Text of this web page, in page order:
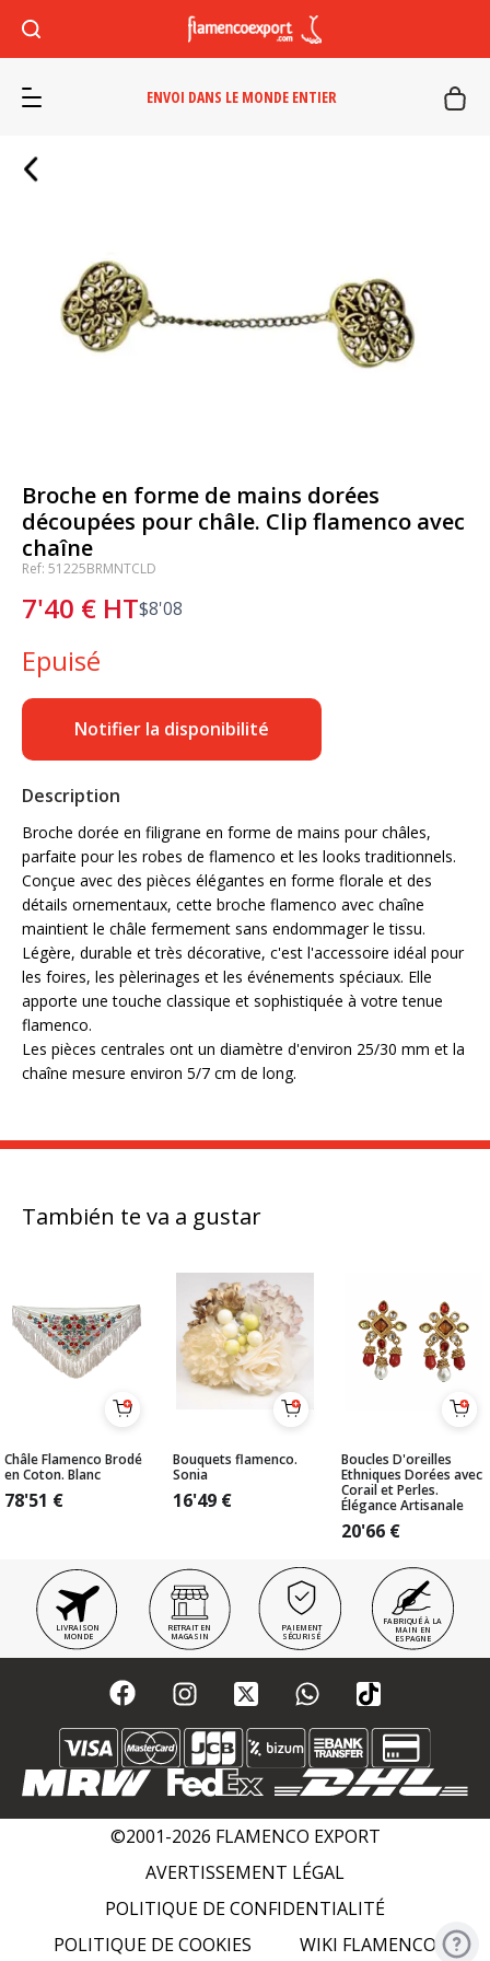
ENVOI DANS LE MONDE ENTIER
Broche en forme de mains dorées
découpées pour châle. Clip flamenco avec
chaîne
Ref: 51225BRMNTCLD
7'40 € HT$8'08
Epuisé
Notifier la disponibilité
Description
Broche dorée en filigrane en forme de mains pour châles,
parfaite pour les robes de flamenco et les looks traditionnels.
Conçue avec des pièces élégantes en forme florale et des
détails ornementaux, cette broche flamenco avec chaîne
maintient le châle fermement sans endommager le tissu.
Légère, durable et très décorative, c'est l'accessoire idéal pour
les foires, les pèlerinages et les événements spéciaux. Elle
apporte une touche classique et sophistiquée à votre tenue
flamenco.
Les pièces centrales ont un diamètre d'environ 25/30 mm et la
chaîne mesure environ 5/7 cm de long.
También te va a gustar
Châle Flamenco Brodé
en Coton. Blanc
78'51 €
Bouquets flamenco.
Sonia
16'49 €
Boucles D'oreilles
Ethniques Dorées avec
Corail et Perles.
Élégance Artisanale
20'66 €
LIVRAISON
MONDE
RETRAIT EN
MAGASIN
PAIEMENT
SÉCURISÉ
FABRIQUÉ À LA
MAIN EN
ESPAGNE
©2001-2026 FLAMENCO EXPORT
AVERTISSEMENT LÉGAL
POLITIQUE DE CONFIDENTIALITÉ
POLITIQUE DE COOKIES
WIKI FLAMENCO